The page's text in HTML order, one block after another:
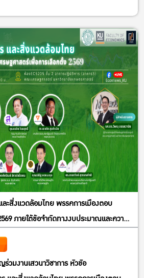
ละสิ่งแวดล้อมไทย พรรคการเมืองตอบ
ภายใต้ข้อจำกัดทางงบประมาณและความ
ร่วมงานเสวนาวิชาการ หัวขัอ